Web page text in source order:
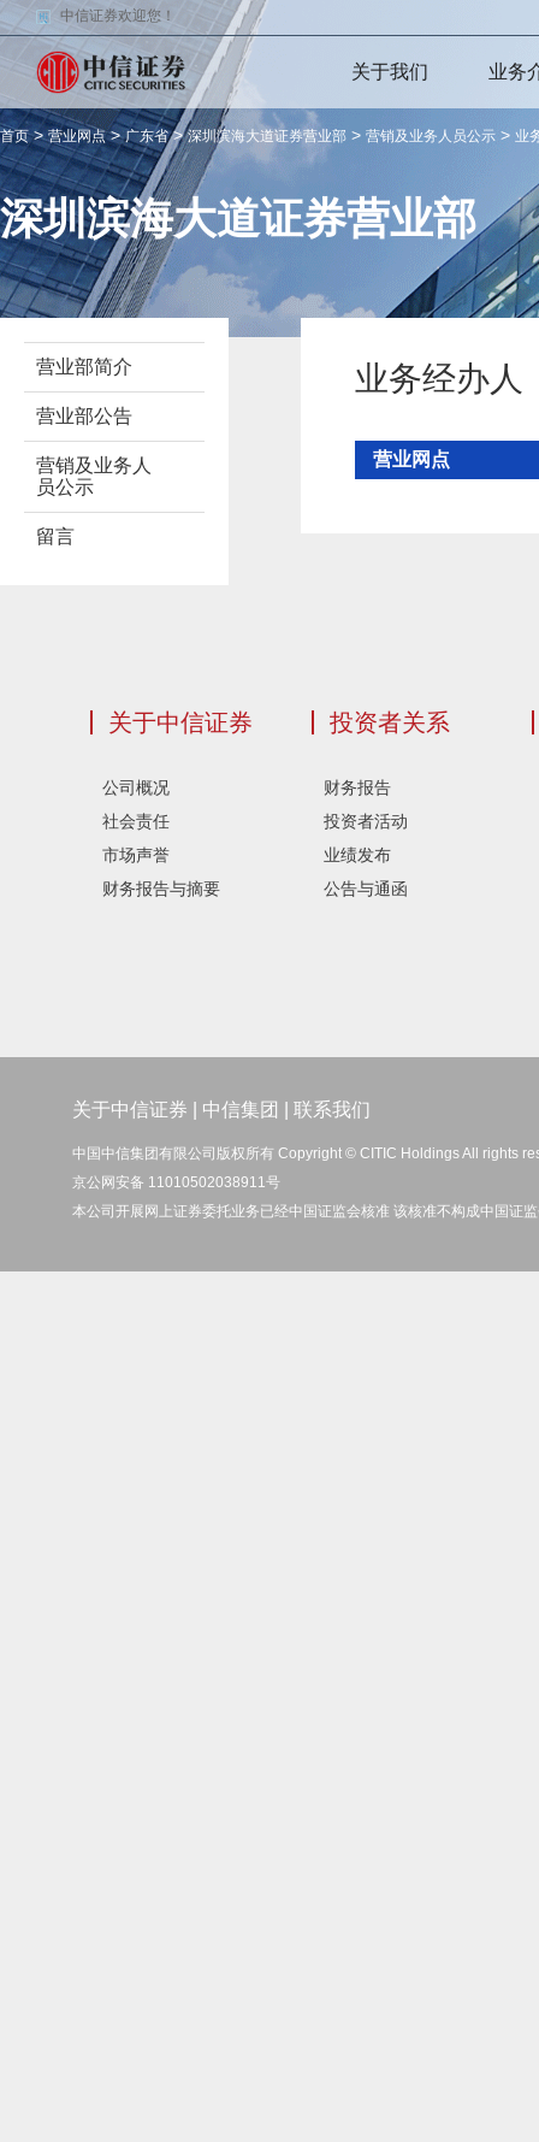
中信证券欢迎您！
关于我们 业务
首页>营业网点>广东省>深圳滨海大道证券营业部 > 营销及业务人员公示 > 业
深圳滨海大道证券营业部
营业部简介
营业部公告
营销及业务人
员公示
留言
业务经办人
营业网点
关于中信证券
公司概况
社会责任
市场声誉
财务报告与摘要
投资者关系
财务报告
投资者活动
业绩发布
公告与通函
关于中信证券 中信集团 联系我们
中国中信集团有限公司版权所有 Copyright © CITIC Holdings All rights
京公网安备 11010502038911号
本公司开展网上证券委托业务已经中国证监会核准 该核准不构成中国证